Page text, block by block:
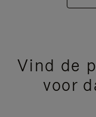
Vind de
voor